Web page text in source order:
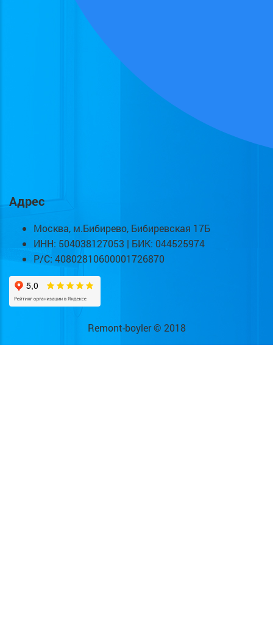
Адрес
Москва, м.Бибирево, Бибиревская 17Б
ИНН: 504038127053 | БИК: 044525974
Р/С: 40802810600001726870
Remont-boyler © 2018